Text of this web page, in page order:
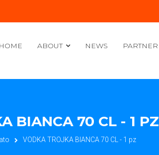
HOME ABOUT NEWS PARTNER
BIANCA 70 CL - 1 PZ
VODKA TROJKA BIANCA 70 CL - 1 pz